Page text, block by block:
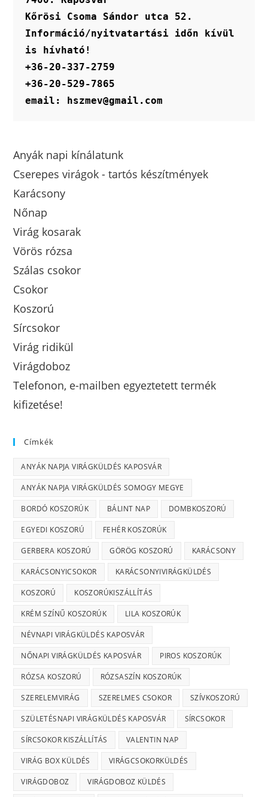
Kőrösi Csoma Sándor utca 52.
Információ/nyitvatartási időn kívül
is hívható!
+36-20-337-2759
+36-20-529-7865
email: hszmev@gmail.com
Anyák napi kínálatunk
Cserepes virágok - tartós készítmények
Karácsony
Nőnap
Virág kosarak
Vörös rózsa
Szálas csokor
Csokor
Koszorú
Sírcsokor
Virág ridikül
Virágdoboz
Telefonon, e-mailben egyeztetett termék
kifizetése!
Címkék
ANYÁK NAPJA VIRÁGKÜLDÉS KAPOSVÁR
ANYÁK NAPJA VIRÁGKÜLDÉS SOMOGY MEGYE
BORDÓ KOSZORÚK BÁLINT NAP DOMBKOSZORÚ
EGYEDI KOSZORÚ FEHÉR KOSZORÚK
GERBERA KOSZORÚ GÖRÖG KOSZORÚ KARÁCSONY
KARÁCSONYICSOKOR KARÁCSONYIVIRÁGKÜLDÉS
KOSZORÚ KOSZORÚKISZÁLLÍTÁS
KRÉM SZÍNŰ KOSZORÚK LILA KOSZORÚK
NÉVNAPI VIRÁGKÜLDÉS KAPOSVÁR
NŐNAPI VIRÁGKÜLDÉS KAPOSVÁR PIROS KOSZORÚK
RÓZSA KOSZORÚ RÓZSASZÍN KOSZORÚK
SZERELEMVIRÁG SZERELMES CSOKOR SZÍVKOSZORÚ
SZÜLETÉSNAPI VIRÁGKÜLDÉS KAPOSVÁR SÍRCSOKOR
SÍRCSOKOR KISZÁLLÍTÁS VALENTIN NAP
VIRÁG BOX KÜLDÉS VIRÁGCSOKORKÜLDÉS
VIRÁGDOBOZ VIRÁGDOBOZ KÜLDÉS